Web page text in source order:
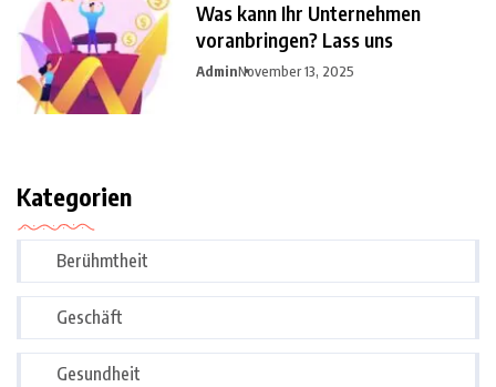
Was kann Ihr Unternehmen
voranbringen? Lass uns
AdminNovember 13, 2025
Kategorien
Berühmtheit
Geschäft
Gesundheit